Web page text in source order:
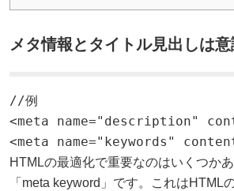
メタ情報とタイトル見出しは意
//例
<meta name="description"
<meta name="keywords"
HTMLの最適化で重要なのはいくつか
「meta keyword」です。これはHTML